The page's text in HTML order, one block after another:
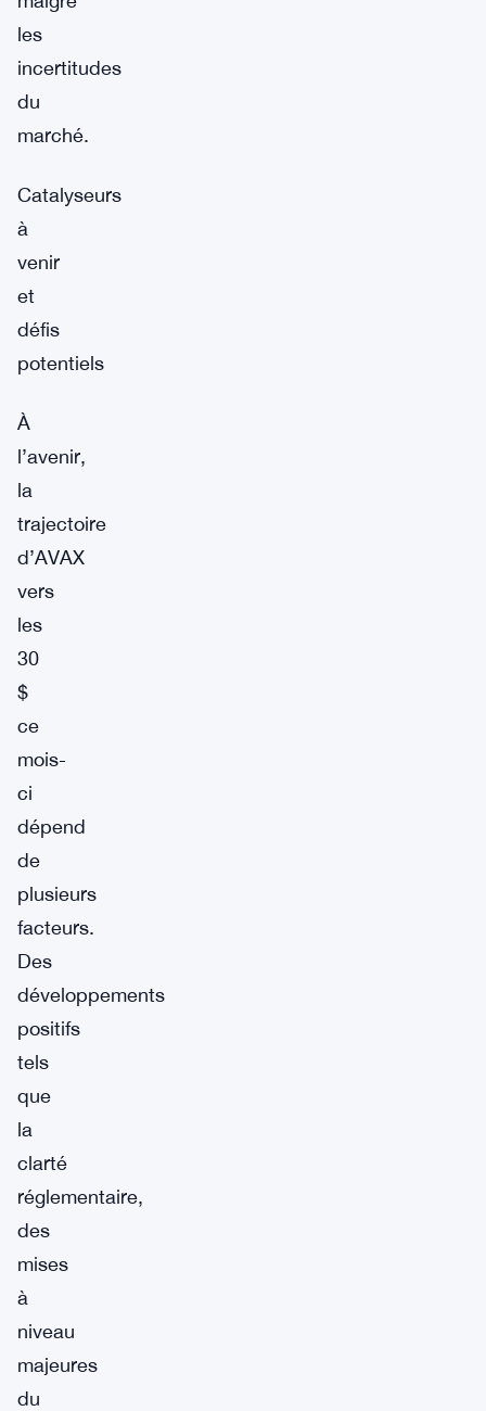
les
incertitudes
du
marché.
Catalyseurs
à
venir
et
défis
potentiels
À
l’avenir,
la
trajectoire
d’AVAX
vers
les
30
$
ce
mois-
ci
dépend
de
plusieurs
facteurs.
Des
développements
positifs
tels
que
la
clarté
réglementaire,
des
mises
à
niveau
majeures
du